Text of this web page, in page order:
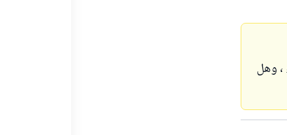
، وهل